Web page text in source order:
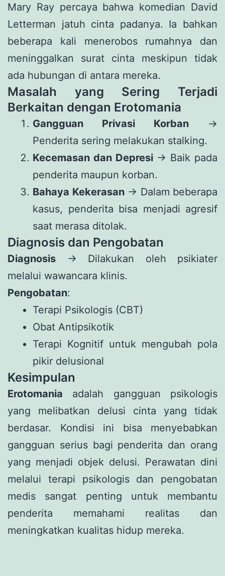
Mary Ray percaya bahwa komedian David
Letterman jatuh cinta padanya. Ia bahkan
beberapa kali menerobos rumahnya dan
meninggalkan surat cinta meskipun tidak
ada hubungan di antara mereka.
Masalah yang Sering Terjadi
Berkaitan dengan Erotomania
Gangguan Privasi Korban →
Penderita sering melakukan stalking.
Kecemasan dan Depresi→ Baik pada
penderita maupun korban.
Bahaya Kekerasan→ Dalam beberapa
kasus, penderita bisa menjadi agresif
saat merasa ditolak.
Diagnosis dan Pengobatan
Diagnosis → Dilakukan oleh psikiater
melalui wawancara klinis.
Pengobatan:
Terapi Psikologis (CBT)
Obat Antipsikotik
Terapi Kognitif untuk mengubah pola
pikir delusional
Kesimpulan
Erotomania adalah gangguan psikologis
yang melibatkan delusi cinta yang tidak
berdasar. Kondisi ini bisa menyebabkan
gangguan serius bagi penderita dan orang
yang menjadi objek delusi. Perawatan dini
melalui terapi psikologis dan pengobatan
medis sangat penting untuk membantu
penderita memahami realitas dan
meningkatkan kualitas hidup mereka.